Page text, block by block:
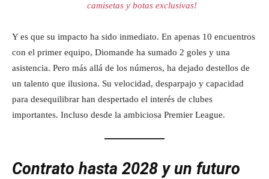
camisetas y botas exclusivas!
Y es que su impacto ha sido inmediato. En apenas 10 encuentros
con el primer equipo, Diomande ha sumado 2 goles y una
asistencia. Pero más allá de los números, ha dejado destellos de
un talento que ilusiona. Su velocidad, desparpajo y capacidad
para desequilibrar han despertado el interés de clubes
importantes. Incluso desde la ambiciosa Premier League.
Contrato hasta 2028 y un futuro